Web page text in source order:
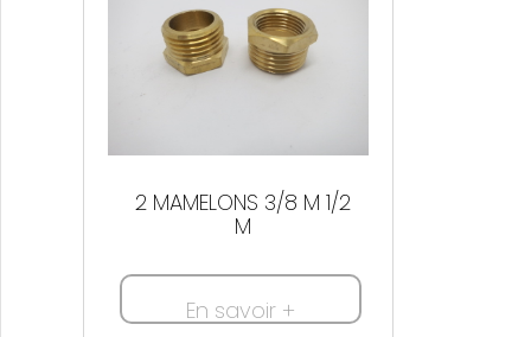
2 MAMELONS 3/8 M 1/2
M
En savoir +